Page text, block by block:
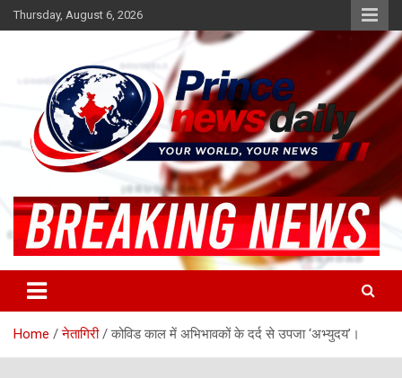
Skip
to
Thursday, August 6, 2026
Princenews Daily
Home नेतागिरी कोविड काल में अभिभावकों के दर्द से उपजा ‘अभ्युदय’।